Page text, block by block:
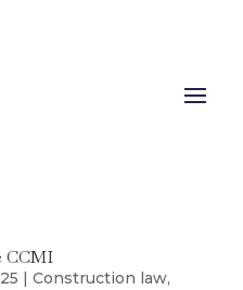
CCMI
| Construction law,